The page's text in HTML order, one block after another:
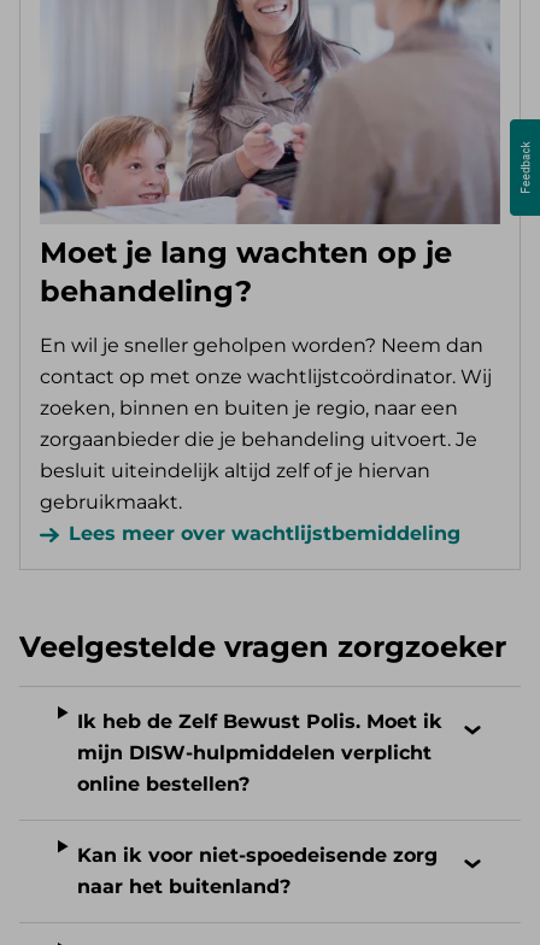
Moet je lang wachten op je
behandeling?
En wil je sneller geholpen worden? Neem dan
contact op met onze wachtlijstcoördinator. Wij
zoeken, binnen en buiten je regio, naar een
zorgaanbieder die je behandeling uitvoert. Je
besluit uiteindelijk altijd zelf of je hiervan
gebruikmaakt.
Lees meer over wachtlijstbemiddeling
Veelgestelde vragen zorgzoeker
Ik heb de Zelf Bewust Polis. Moet ik
mijn DISW-hulpmiddelen verplicht
online bestellen?
Kan ik voor niet-spoedeisende zorg
naar het buitenland?